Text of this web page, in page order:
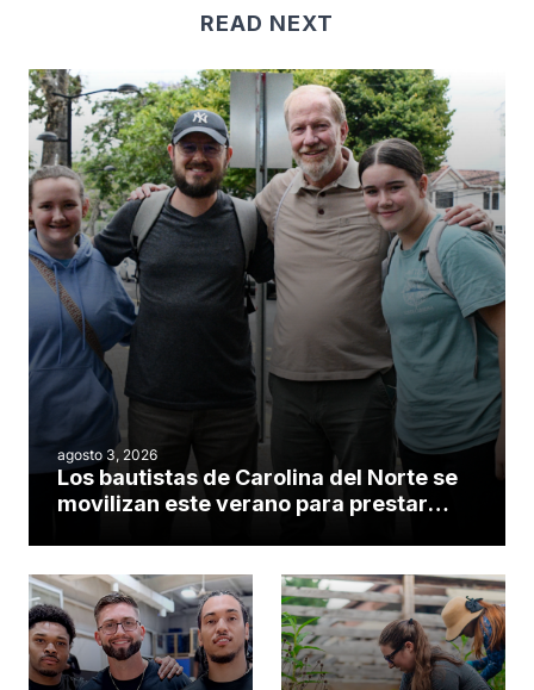
READ NEXT
agosto 3, 2026
Los bautistas de Carolina del Norte se
movilizan este verano para prestar